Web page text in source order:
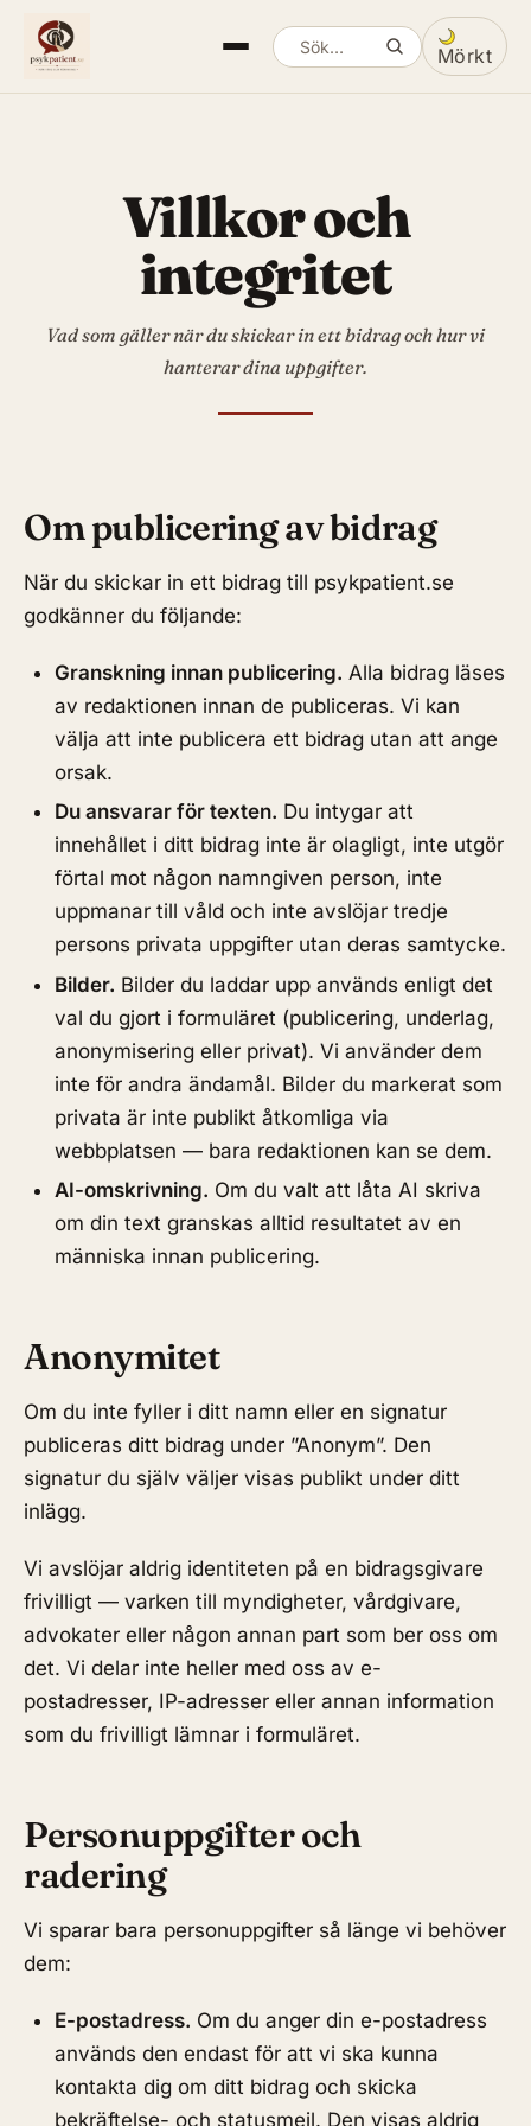
Sök artiklar Mörkt
Växla
Villkor och
integritet
Vad som gäller när du skickar in ett bidrag och hur vi
hanterar dina uppgifter.
Om publicering av bidrag
När du skickar in ett bidrag till psykpatient.se
godkänner du följande:
Granskning innan publicering. Alla bidrag läses
av redaktionen innan de publiceras. Vi kan
välja att inte publicera ett bidrag utan att ange
orsak.
Du ansvarar för texten. Du intygar att
innehållet i ditt bidrag inte är olagligt, inte utgör
förtal mot någon namngiven person, inte
uppmanar till våld och inte avslöjar tredje
persons privata uppgifter utan deras samtycke.
Bilder. Bilder du laddar upp används enligt det
val du gjort i formuläret (publicering, underlag,
anonymisering eller privat). Vi använder dem
inte för andra ändamål. Bilder du markerat som
privata är inte publikt åtkomliga via
webbplatsen — bara redaktionen kan se dem.
AI-omskrivning. Om du valt att låta AI skriva
om din text granskas alltid resultatet av en
människa innan publicering.
Anonymitet
Om du inte fyller i ditt namn eller en signatur
publiceras ditt bidrag under ”Anonym”. Den
signatur du själv väljer visas publikt under ditt
inlägg.
Vi avslöjar aldrig identiteten på en bidragsgivare
frivilligt — varken till myndigheter, vårdgivare,
advokater eller någon annan part som ber oss om
det. Vi delar inte heller med oss av e-
postadresser, IP-adresser eller annan information
som du frivilligt lämnar i formuläret.
Personuppgifter och
radering
Vi sparar bara personuppgifter så länge vi behöver
dem:
E-postadress. Om du anger din e-postadress
används den endast för att vi ska kunna
kontakta dig om ditt bidrag och skicka
bekräftelse- och statusmejl. Den visas aldrig